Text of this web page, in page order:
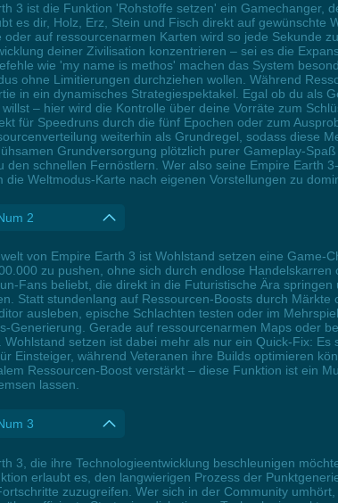
3 ist die Funktion 'Rohstoffe setzen' ein Gamechanger,
es dir, Holz, Erz, Stein und Fisch direkt auf
oder auf ressourcenarmen Karten wird so jede Sekunde
deiner Zivilisation konzentrieren – sei es die
wie 'my name is methos' machen das System
ohne Limitierungen durchziehen wollen. Während
in ein dynamisches Strategiespektakel. Egal ob du als
– hier wird die Kontrolle über deine Vorräte zum
für Speedruns durch die fünf Epochen oder zum
weiterhin als Grundregel, sodass diese
Grundversorgung plötzlich purer Gameplay-
den schnellen Fernöstlern. Wer also seine Empire
die Weltmodus-Karte nach eigenen Vorstellungen zu
2
von Empire Earth 3 ist Wohlstand setzen eine
zu pushen, ohne sich durch endlose
Fans beliebt, die direkt in die Futuristische Ära
Statt stundenlang auf Ressourcen-Boosts durch
ausleben, epische Schlachten testen oder im
Generierung. Gerade auf ressourcenarmen Maps oder
Wohlstand setzen ist dabei mehr als nur ein Quick-Fix:
Einsteiger, während Veteranen ihre Builds optimieren
Ressourcen-Boost verstärkt – diese Funktion ist ein
lassen.
3
3, die ihre Technologieentwicklung beschleunigen
erlaubt es, den langwierigen Prozess der
zuzugreifen. Wer sich in der Community